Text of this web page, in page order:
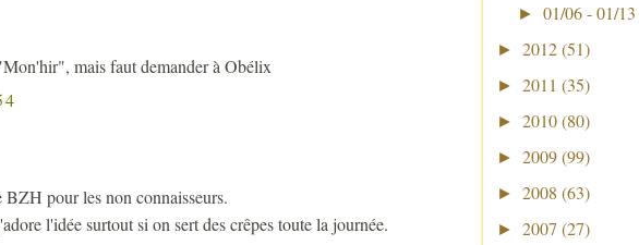
mais faut demander à Obélix
pour les non connaisseurs.
l'idée surtout si on sert des crêpes toute la journée.
► 01/06 - 01/13
► 2012 (51)
► 2011 (35)
► 2010 (80)
► 2009 (99)
► 2008 (63)
► 2007 (27)